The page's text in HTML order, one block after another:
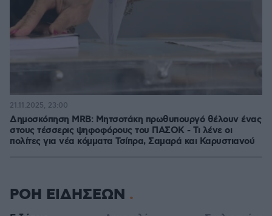
Δημοσκόπηση MRB: Μητσοτάκη πρωθυπουργό θέλουν ένας
στους τέσσερις ψηφοφόρους του ΠΑΣΟΚ - Τι λένε οι
πολίτες για νέα κόμματα Τσίπρα, Σαμαρά και Καρυστιανού
21.11.2025, 23:00
ΡΟΗ ΕΙΔΗΣΕΩΝ